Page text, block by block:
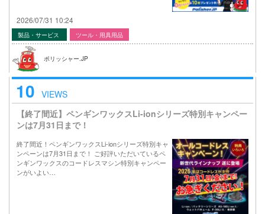
2026/07/31 10:24
製品・サービス ツール・用具用品
ポリッシャー.JP
10 VIEWS
【終了間近】ペンギンワックスLi-ionシリーズ特別キャンペー
ンは7月31日まで！
終了間近！ペンギンワックスLi-ionシリーズ特別キャ
ンペーンは7月31日まで！ ご好評いただいているペ
ンギンワックスのコードレスマシン特別キャンペー
ンがいよい…